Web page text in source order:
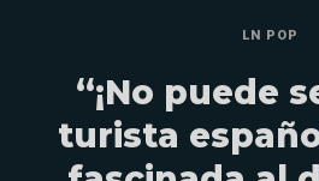
LN POP
“¡No puede
turista